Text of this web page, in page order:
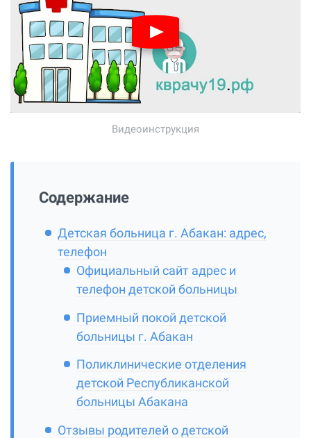
Видеоинструкция
Содержание
Детская больница г. Абакан: адрес,
телефон
Официальный сайт адрес и
телефон детской больницы
Приемный покой детской
больницы г. Абакан
Поликлинические отделения
детской Республиканской
больницы Абакана
Отзывы родителей о детской